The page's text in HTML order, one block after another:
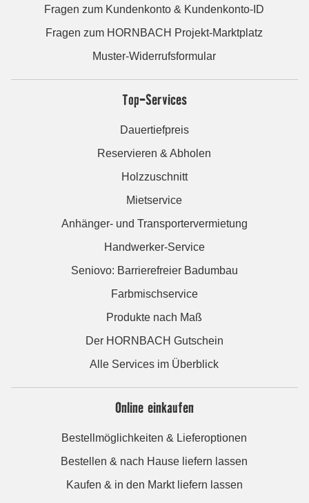
Fragen zum Kundenkonto & Kundenkonto-ID
Fragen zum HORNBACH Projekt-Marktplatz
Muster-Widerrufsformular
Top-Services
Dauertiefpreis
Reservieren & Abholen
Holzzuschnitt
Mietservice
Anhänger- und Transportervermietung
Handwerker-Service
Seniovo: Barrierefreier Badumbau
Farbmischservice
Produkte nach Maß
Der HORNBACH Gutschein
Alle Services im Überblick
Online einkaufen
Bestellmöglichkeiten & Lieferoptionen
Bestellen & nach Hause liefern lassen
Kaufen & in den Markt liefern lassen